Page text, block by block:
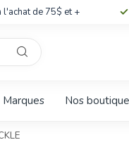
de 75$ et +
et
Marques Nos